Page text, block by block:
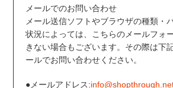
メールでのお問い合わせ
メール送信ソフトやブラウザの種類・
状況によっては、こちらのメールフォ
きない場合もございます。その際は下
ールでお問い合わせください。
●メールアドレス: